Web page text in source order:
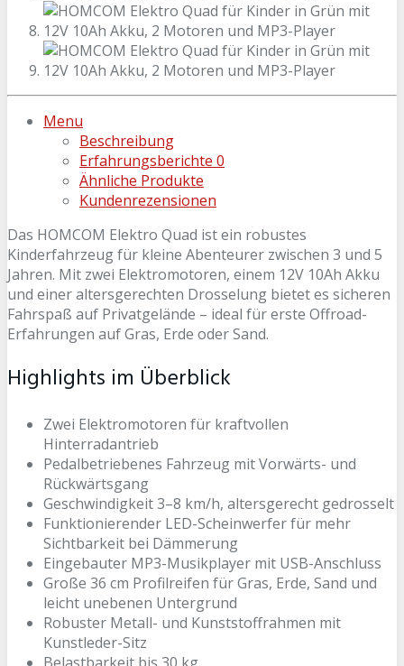
Menu
Beschreibung
Erfahrungsberichte 0
Ähnliche Produkte
Kundenrezensionen
Das HOMCOM Elektro Quad ist ein robustes
Kinderfahrzeug für kleine Abenteurer zwischen 3 und 5
Jahren. Mit zwei Elektromotoren, einem 12V 10Ah Akku
und einer altersgerechten Drosselung bietet es sicheren
Fahrspaß auf Privatgelände – ideal für erste Offroad-
Erfahrungen auf Gras, Erde oder Sand.
Highlights im Überblick
Zwei Elektromotoren für kraftvollen
Hinterradantrieb
Pedalbetriebenes Fahrzeug mit Vorwärts- und
Rückwärtsgang
Geschwindigkeit 3–8 km/h, altersgerecht gedrosselt
Funktionierender LED-Scheinwerfer für mehr
Sichtbarkeit bei Dämmerung
Eingebauter MP3-Musikplayer mit USB-Anschluss
Große 36 cm Profilreifen für Gras, Erde, Sand und
leicht unebenen Untergrund
Robuster Metall- und Kunststoffrahmen mit
Kunstleder-Sitz